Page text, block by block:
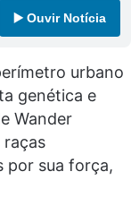
▶️ Ouvir Notícia
urbano
genética e
Wander
raças
por sua força,